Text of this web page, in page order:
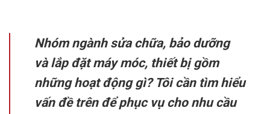
Nhóm ngành sửa chữa, bảo dưỡng
và lắp đặt máy móc, thiết bị gồm
những hoạt động gì? Tôi cần tìm hiểu
vấn đề trên để phục vụ cho nhu cầu